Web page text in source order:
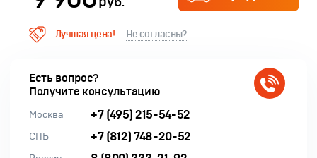
Лучшая цена! Не согласны?
Есть вопрос?
Получите консультацию
Москва +7 (495) 215-54-52
СПБ +7 (812) 748-20-52